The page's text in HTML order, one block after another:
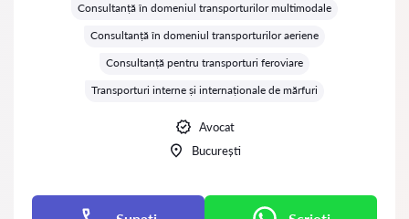
Consultanță în domeniul transporturilor multimodale
Consultanță în domeniul transporturilor aeriene
Consultanță pentru transporturi feroviare
Transporturi interne și internaționale de mărfuri
Avocat
București